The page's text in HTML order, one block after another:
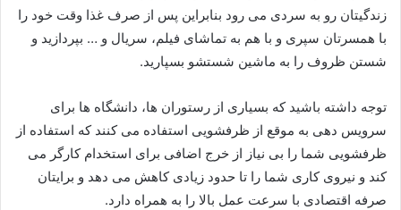
زندگیتان رو به سردی می رود بنابراین پس از صرف غذا وقت خود را
با همسرتان سپری و با هم به تماشای فیلم، سریال و … بپردازید و
شستن ظروف را به ماشین شستشو بسپارید.
توجه داشته باشید که بسیاری از رستوران ها، دانشگاه ها برای
سرویس دهی به موقع از ظرفشویی استفاده می کنند که استفاده از
ظرفشویی شما را بی نیاز از خرج اضافی برای استخدام کارگر می
کند و نیروی کاری شما را تا حدود زیادی کاهش می دهد و برایتان
صرفه اقتصادی با سرعت عمل بالا را به همراه دارد.